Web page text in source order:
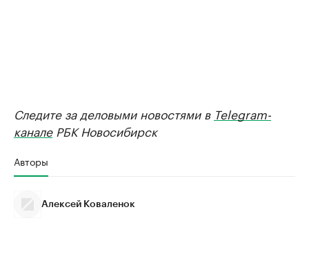
Следите за деловыми новостями в Telegram-
каналеРБК Новосибирск
Авторы
Алексей Коваленок